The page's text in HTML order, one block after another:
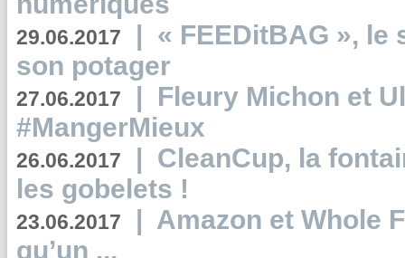
29.06.2017 | « FEEDitBAG », le
son potager
27.06.2017 | Fleury Michon et
#MangerMieux
26.06.2017 | CleanCup, la
les gobelets !
23.06.2017 | Amazon et Whole
qu’un ...